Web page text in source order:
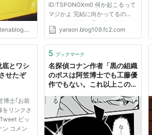
ID:TSPONOXm0 何か起こるって
マジかよ 完結に向かってるの
か？ 526 名前：風の谷の名無し
さん＠実況は実況板で[sage] 投稿
ID:luf3YykT0 >>525 2chがゾー
なんにし...
yaraon.blog109.fc2.com
底とワシ
せたぞ
博士｢お前
をリンクさ
ピッ
コメン
5 ブックマーク
名探偵コナン作者「黒の組織
のボスは阿笠博士でも工藤優
作でもない。これ以上この質
ん！